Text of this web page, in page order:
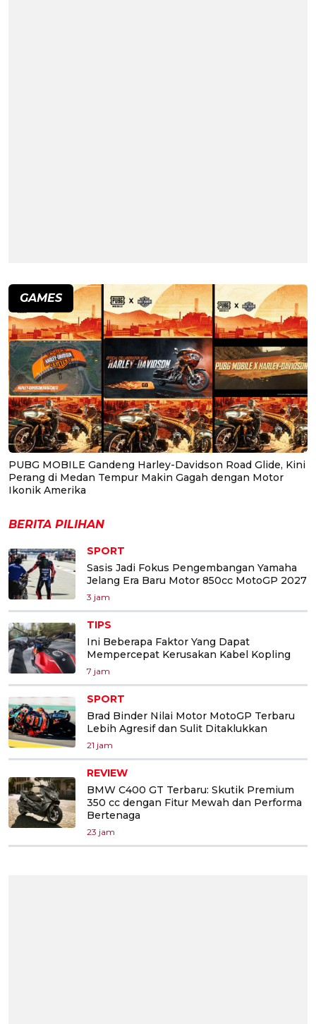
GAMES
PUBG MOBILE Gandeng Harley-Davidson Road Glide, Kini
Perang di Medan Tempur Makin Gagah dengan Motor
Ikonik Amerika
BERITA PILIHAN
SPORT
Sasis Jadi Fokus Pengembangan Yamaha
Jelang Era Baru Motor 850cc MotoGP 2027
3 jam
TIPS
Ini Beberapa Faktor Yang Dapat
Mempercepat Kerusakan Kabel Kopling
7 jam
SPORT
Brad Binder Nilai Motor MotoGP Terbaru
Lebih Agresif dan Sulit Ditaklukkan
21 jam
REVIEW
BMW C400 GT Terbaru: Skutik Premium
350 cc dengan Fitur Mewah dan Performa
Bertenaga
23 jam